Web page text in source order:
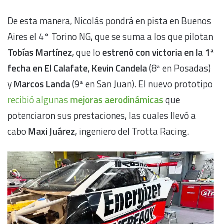
De esta manera, Nicolás pondrá en pista en Buenos
Aires el 4° Torino NG, que se suma a los que pilotan
Tobías Martínez, que lo estrenó con victoria en la 1ª
fecha en El Calafate, Kevin Candela(8ª en Posadas)
yMarcos Landa(9ª en San Juan). El nuevo prototipo
recibió algunas mejoras aerodinámicasque
potenciaron sus prestaciones, las cuales llevó a
cabo Maxi Juárez, ingeniero del Trotta Racing.